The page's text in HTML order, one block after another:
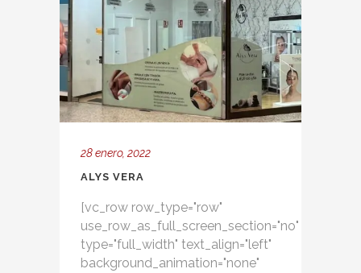
28 enero, 2022
ALYS VERA
[vc_row row_type="row"
use_row_as_full_screen_section="no"
type="full_width" text_align="left"
background_animation="none"